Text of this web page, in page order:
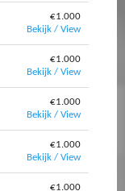
€1.000
Bekijk / View
€1.000
Bekijk / View
€1.000
Bekijk / View
€1.000
Bekijk / View
€1.000